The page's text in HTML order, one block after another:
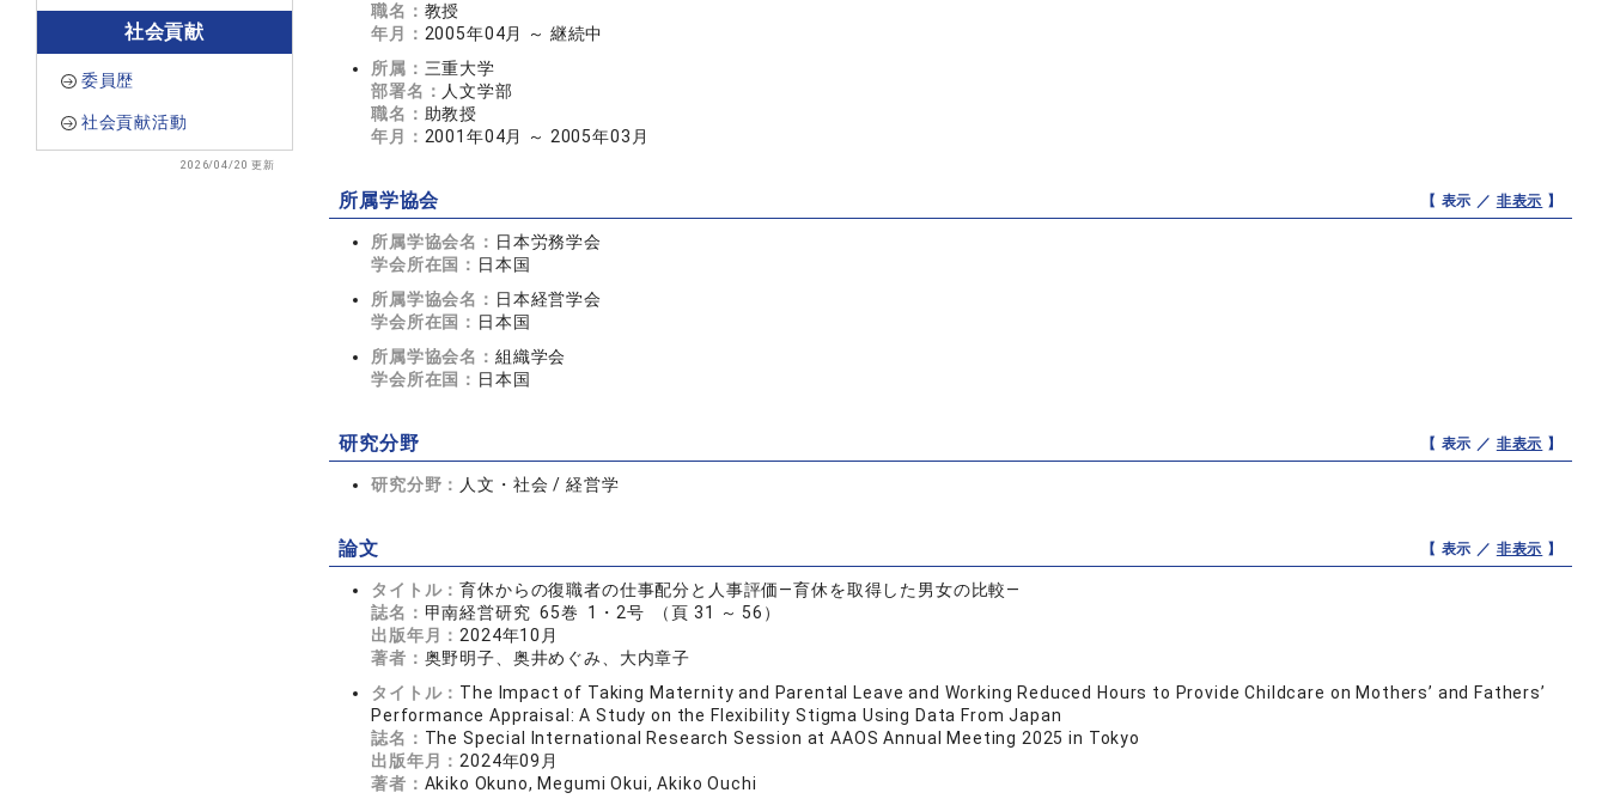
社会貢献
委員歴
社会貢献活動
2026/04/20 更新
職名： 教授
年月： 2005年04月 ～ 継続中
所属： 三重大学
部署名： 人文学部
職名： 助教授
年月： 2001年04月 ～ 2005年03月
所属学協会 【 表示 ／ 非表示 】
所属学協会名： 日本労務学会
学会所在国： 日本国
所属学協会名： 日本経営学会
学会所在国： 日本国
所属学協会名： 組織学会
学会所在国： 日本国
研究分野 【 表示 ／ 非表示 】
研究分野： 人文・社会 / 経営学
論文 【 表示 ／ 非表示 】
タイトル：育休からの復職者の仕事配分と人事評価―育休を取得した男女の比較―
誌名： 甲南経営研究 65巻 1・2号 （頁 31 ～ 56）
出版年月： 2024年10月
著者： 奥野明子、奥井めぐみ、大内章子
タイトル： The Impact of Taking Maternity and Parental Leave and Working Reduced Hours to Provide Childcare on Mothers’ and Fathers’
Performance Appraisal: A Study on the Flexibility Stigma Using Data From Japan
誌名： The Special International Research Session at AAOS Annual Meeting 2025 in Tokyo
出版年月： 2024年09月
著者： Akiko Okuno, Megumi Okui, Akiko Ouchi